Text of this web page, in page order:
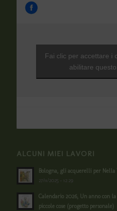
Fai clic per accettare i
abilitare
ALCUNI MIEI LAVORI
Bologna, gli acquerelli per
27/11/2025 - 12:29
Calendario 2026, Un anno con
piccole cose (progetto personale)